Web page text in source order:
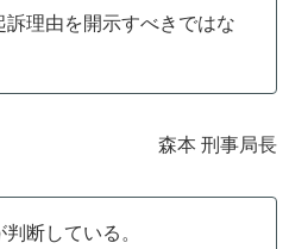
訴理由を開示すべきではな
森本 刑事局長
断している。